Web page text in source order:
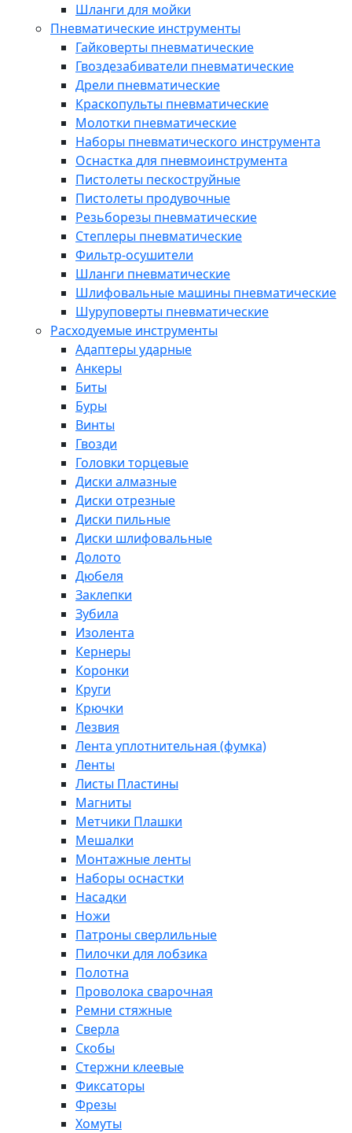
Шланги для мойки
Пневматические инструменты
Гайковерты пневматические
Гвоздезабиватели пневматические
Дрели пневматические
Краскопульты пневматические
Молотки пневматические
Наборы пневматического инструмента
Оснастка для пневмоинструмента
Пистолеты пескоструйные
Пистолеты продувочные
Резьборезы пневматические
Степлеры пневматические
Фильтр-осушители
Шланги пневматические
Шлифовальные машины пневматические
Шуруповерты пневматические
Расходуемые инструменты
Адаптеры ударные
Анкеры
Биты
Буры
Винты
Гвозди
Головки торцевые
Диски алмазные
Диски отрезные
Диски пильные
Диски шлифовальные
Долото
Дюбеля
Заклепки
Зубила
Изолента
Кернеры
Коронки
Круги
Крючки
Лезвия
Лента уплотнительная (фумка)
Ленты
Листы Пластины
Магниты
Метчики Плашки
Мешалки
Монтажные ленты
Наборы оснастки
Насадки
Ножи
Патроны сверлильные
Пилочки для лобзика
Полотна
Проволока сварочная
Ремни стяжные
Сверла
Скобы
Стержни клеевые
Фиксаторы
Фрезы
Хомуты